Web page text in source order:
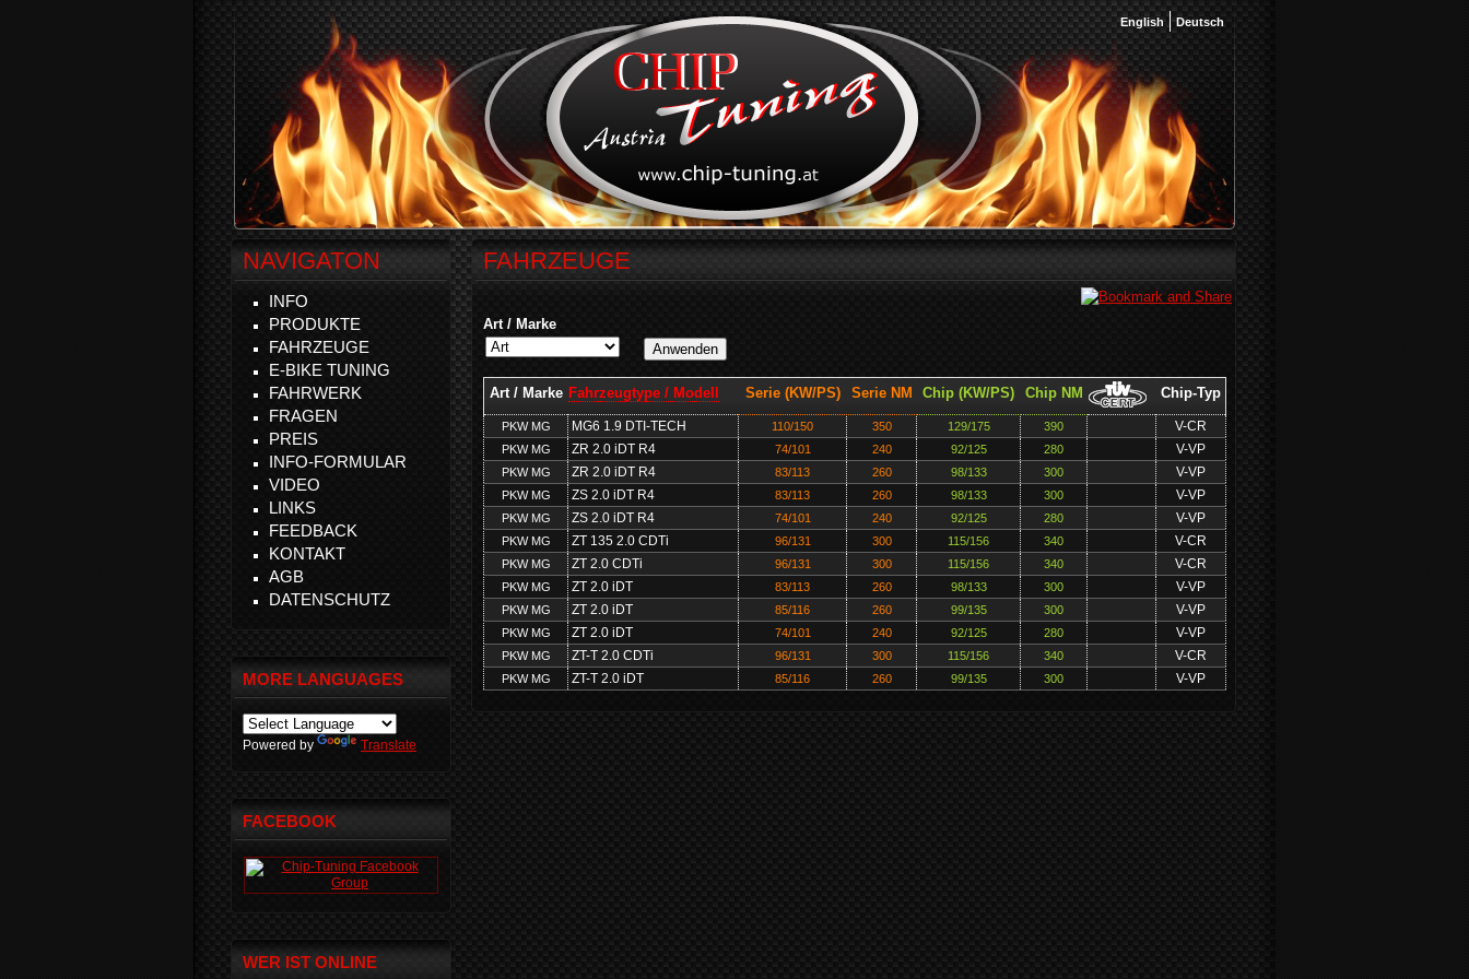
English Deutsch
FAHRZEUGE
Art / Marke
Art / Marke Fahrzeugtype / Modell Serie (KW/PS) Serie NM Chip (KW/PS) Chip NM Chip-Typ
PKW MG MG6 1.9 DTI-TECH 110/150 350 129/175 390 V-CR
PKW MG ZR 2.0 iDT R4 74/101 240 92/125 280 V-VP
PKW MG ZR 2.0 iDT R4 83/113 260 98/133 300 V-VP
PKW MG ZS 2.0 iDT R4 83/113 260 98/133 300 V-VP
PKW MG ZS 2.0 iDT R4 74/101 240 92/125 280 V-VP
PKW MG ZT 135 2.0 CDTi 96/131 300 115/156 340 V-CR
PKW MG ZT 2.0 CDTi 96/131 300 115/156 340 V-CR
PKW MG ZT 2.0 iDT 83/113 260 98/133 300 V-VP
PKW MG ZT 2.0 iDT 85/116 260 99/135 300 V-VP
PKW MG ZT 2.0 iDT 74/101 240 92/125 280 V-VP
PKW MG ZT-T 2.0 CDTi 96/131 300 115/156 340 V-CR
PKW MG ZT-T 2.0 iDT 85/116 260 99/135 300 V-VP
NAVIGATON
INFO
PRODUKTE
FAHRZEUGE
E-BIKE TUNING
FAHRWERK
FRAGEN
PREIS
INFO-FORMULAR
VIDEO
LINKS
FEEDBACK
KONTAKT
AGB
DATENSCHUTZ
MORE LANGUAGES
Powered by Translate
FACEBOOK
WER IST ONLINE